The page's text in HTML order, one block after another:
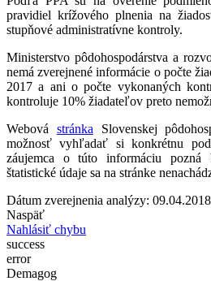
pravidiel krížového plnenia na
stupňové administratívne kontroly.
Ministerstvo pôdohospodárstva a
nemá zverejnené informácie o počte
2017 a ani o počte vykonaných
kontroluje 10% žiadateľov preto
Webová stránka Slovenskej
možnosť vyhľadať si konkrétnu
záujemca o túto informáciu pozná
štatistické údaje sa na stránke
Dátum zverejnenia analýzy: 09.04.2018
Naspäť
Nahlásiť chybu
success
error
Demagog